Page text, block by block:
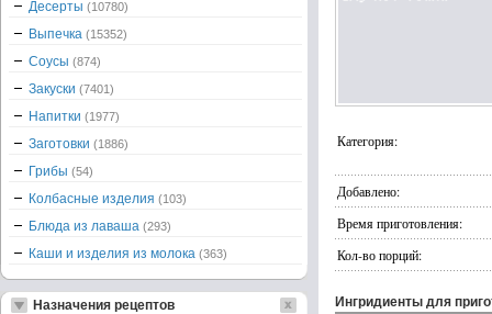
Категория:
Добавлено:
Время приготовления:
Кол-во порций:
Ингридиенты для
Десерты (10780)
Выпечка (15352)
Соусы (874)
Закуски (7401)
Напитки (1977)
Заготовки (1886)
Грибы (54)
Колбасные изделия (103)
Блюда из лаваша (293)
Каши и изделия из молока (363)
Назначения рецептов